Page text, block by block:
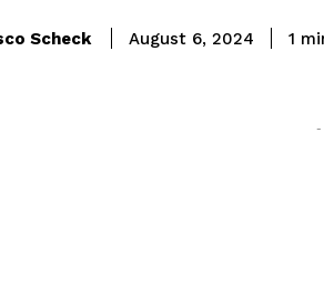
Scheck August 6, 2024 1
-